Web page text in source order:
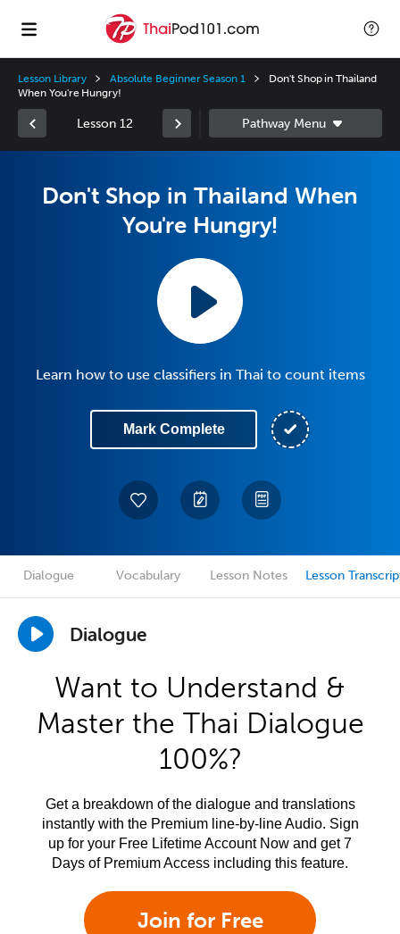
Lesson Library Absolute Beginner Season 1
Don't Shop in Thailand
When You're Hungry!
Lesson 12
Don't Shop in Thailand When
You're Hungry!
Learn how to use classifiers in Thai to count items
Mark Complete
Dialogue Vocabulary Lesson Notes Lesson
Dialogue
Want to Understand &
Master the Thai Dialogue
100%?
Get a breakdown of the dialogue and translations
instantly with the Premium line-by-line Audio. Sign
up for your Free Lifetime Account Now and get 7
Days of Premium Access including this feature.
Join for Free